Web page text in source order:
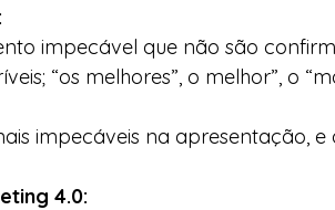
impecável que não são
“os melhores”, o melhor”, o
impecáveis na apresentação,
4.0: